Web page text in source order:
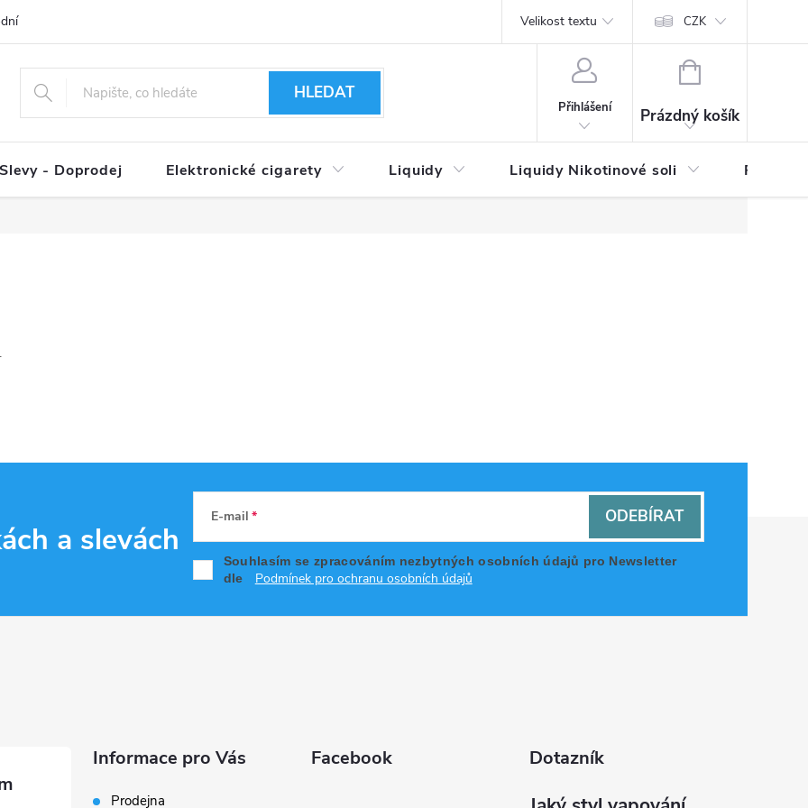
podmínky Reklamační řád Vrácení zboží a reklamace
Velikost textu CZK
HLEDAT
Přihlášení
NÁKUPNÍ
Prázdný košík
- Doprodej Elektronické cigarety Liquidy Liquidy Nikotinové soli
a slevách
E-mail
Souhlasím se zpracováním nezbytných osobních údajů pro Newsletter
dle
Podmínek pro ochranu osobních údajů
ODEBÍRAT
Informace pro Vás
Prodejna
Facebook Dotazník